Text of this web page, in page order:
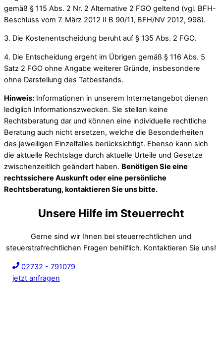
gemäß § 115 Abs. 2 Nr. 2 Alternative 2 FGO geltend (vgl. BFH-
Beschluss vom 7. März 2012 II B 90/11, BFH/NV 2012, 998).
3. Die Kostenentscheidung beruht auf § 135 Abs. 2 FGO.
4. Die Entscheidung ergeht im Übrigen gemäß § 116 Abs. 5
Satz 2 FGO ohne Angabe weiterer Gründe, insbesondere
ohne Darstellung des Tatbestands.
Hinweis: Informationen in unserem Internetangebot dienen
lediglich Informationszwecken. Sie stellen keine
Rechtsberatung dar und können eine individuelle rechtliche
Beratung auch nicht ersetzen, welche die Besonderheiten
des jeweiligen Einzelfalles berücksichtigt. Ebenso kann sich
die aktuelle Rechtslage durch aktuelle Urteile und Gesetze
zwischenzeitlich geändert haben. Benötigen Sie eine
rechtssichere Auskunft oder eine persönliche
Rechtsberatung, kontaktieren Sie uns bitte.
Unsere Hilfe im Steuerrecht
Gerne sind wir Ihnen bei steuerrechtlichen und
steuerstrafrechtlichen Fragen behilflich. Kontaktieren Sie uns!
02732 - 791079
jetzt anfragen